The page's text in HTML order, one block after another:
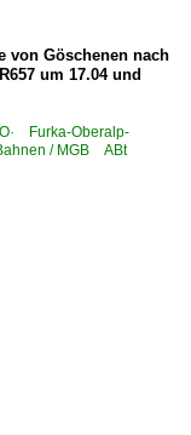
von Göschenen nach
um 17.04 und
Furka-Oberalp-
/ MGB ABt